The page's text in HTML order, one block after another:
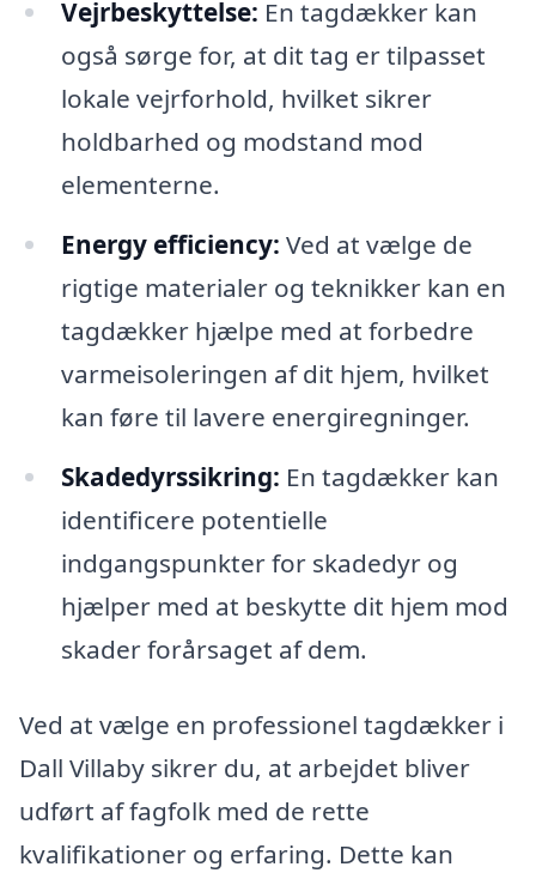
Vejrbeskyttelse: En tagdækker kan
også sørge for, at dit tag er tilpasset
lokale vejrforhold, hvilket sikrer
holdbarhed og modstand mod
elementerne.
Energy efficiency: Ved at vælge de
rigtige materialer og teknikker kan en
tagdækker hjælpe med at forbedre
varmeisoleringen af dit hjem, hvilket
kan føre til lavere energiregninger.
Skadedyrssikring: En tagdækker kan
identificere potentielle
indgangspunkter for skadedyr og
hjælper med at beskytte dit hjem mod
skader forårsaget af dem.
Ved at vælge en professionel tagdækker i
Dall Villaby sikrer du, at arbejdet bliver
udført af fagfolk med de rette
kvalifikationer og erfaring. Dette kan